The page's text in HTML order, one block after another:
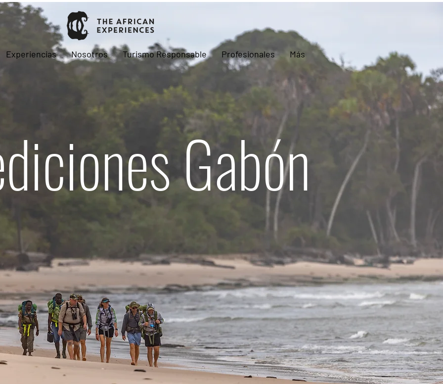
Experiencias Nosotros Turismo Responsable Profesionales Más
Gabón